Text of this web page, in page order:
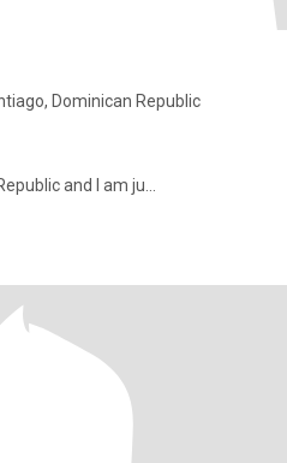
Dominican Republic
and I am ju...